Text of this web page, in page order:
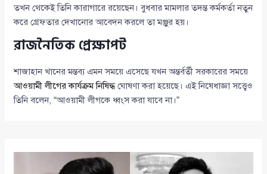
তখন থেকেই তিনি কারাগারে রয়েছেন। বুধবার মামলার তদন্ত কর্মকর্তা নতুন
করে গ্রেফতার দেখানোর আবেদন করলে তা মঞ্জুর হয়।
রাজনৈতিক প্রেক্ষাপট
শাজাহান খানের মন্তব্য এমন সময়ে এসেছে যখন অন্তর্বর্তী সরকারের সময়ে
আওয়ামী লীগের কার্যক্রম নিষিদ্ধঘোষণা করা হয়েছে। এই নিষেধাজ্ঞা সত্ত্বেও
তিনি বলেন, “আওয়ামী লীগকে ধ্বংস করা যাবে না।”